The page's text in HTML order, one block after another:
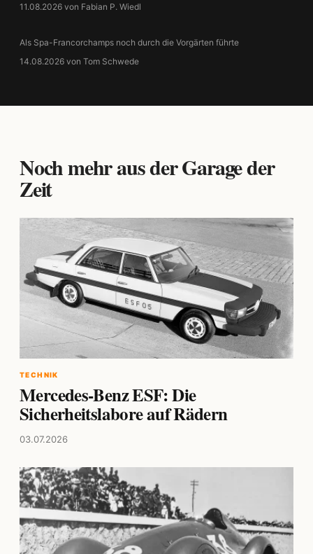
11.08.2026 von Fabian P. Wiedl
Als Spa-Francorchamps noch durch die Vorgärten führte
14.08.2026 von Tom Schwede
Noch mehr aus der Garage der
Zeit
TECHNIK
Mercedes-Benz ESF: Die
Sicherheitslabore auf Rädern
03.07.2026